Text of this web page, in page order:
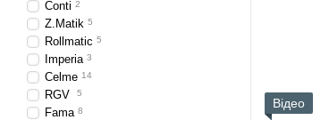
Відео
Conti 2
Z.Matik 5
Rollmatic 5
Imperia 3
Celme 14
RGV 5
Fama 8